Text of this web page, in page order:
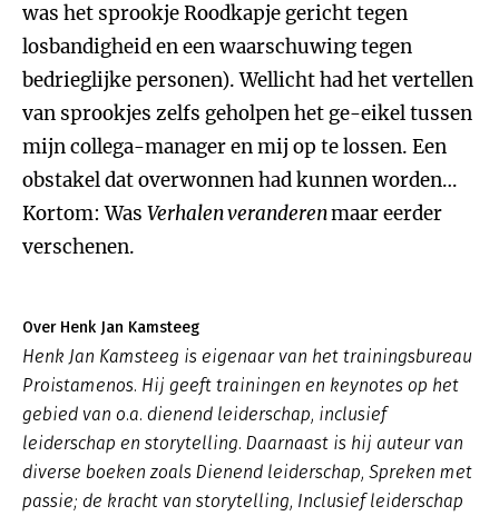
was het sprookje Roodkapje gericht tegen
losbandigheid en een waarschuwing tegen
bedrieglijke personen). Wellicht had het vertellen
van sprookjes zelfs geholpen het ge-eikel tussen
mijn collega-manager en mij op te lossen. Een
obstakel dat overwonnen had kunnen worden…
Kortom: Was Verhalen veranderenmaar eerder
verschenen.
Over Henk Jan Kamsteeg
Henk Jan Kamsteeg is eigenaar van het trainingsbureau
Proistamenos. Hij geeft trainingen en keynotes op het
gebied van o.a. dienend leiderschap, inclusief
leiderschap en storytelling. Daarnaast is hij auteur van
diverse boeken zoals Dienend leiderschap, Spreken met
passie; de kracht van storytelling, Inclusief leiderschap